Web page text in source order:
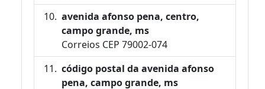
avenida afonso pena, centro,
campo grande, ms
Correios CEP 79002-074
código postal da avenida afonso
pena, campo grande, ms